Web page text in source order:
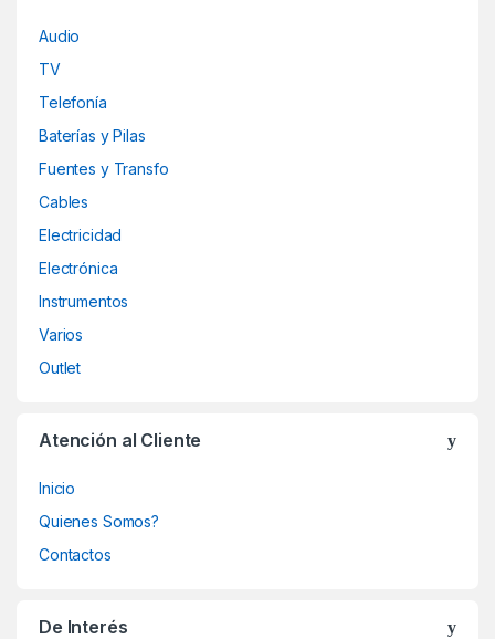
Audio
TV
Telefonía
Baterías y Pilas
Fuentes y Transfo
Cables
Electricidad
Electrónica
Instrumentos
Varios
Outlet
Atención al Cliente
Inicio
Quienes Somos?
Contactos
De Interés